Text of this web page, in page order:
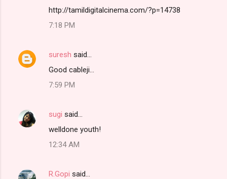
http://tamildigitalcinema.com/?p=14738
7:18 PM
suresh said…
Good cableji...
7:59 PM
sugi said…
welldone youth!
12:34 AM
R.Gopi said…